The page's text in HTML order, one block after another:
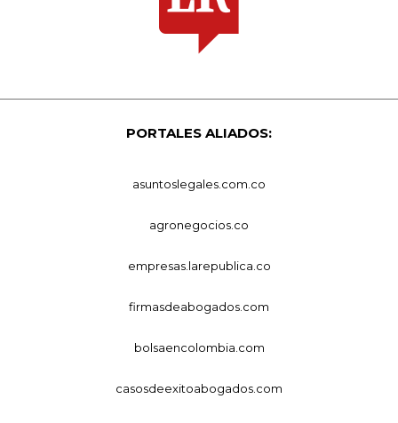
PORTALES ALIADOS:
asuntoslegales.com.co
agronegocios.co
empresas.larepublica.co
firmasdeabogados.com
bolsaencolombia.com
casosdeexitoabogados.com